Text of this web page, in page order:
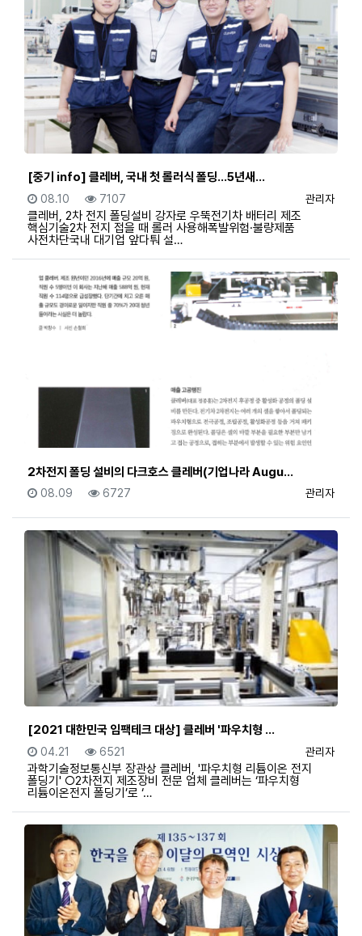
[중기 info] 클레버, 국내 첫 롤러식 폴딩…5년새…
등록자
관리자
등록일
08.10 조회
7107
클레버, 2차 전지 폴딩설비 강자로 우뚝전기차 배터리 제조
핵심기술2차 전지 접을 때 롤러 사용해폭발위험·불량제품
사전차단국내 대기업 앞다퉈 설…
2차전지 폴딩 설비의 다크호스 클레버(기업나라 Augu…
등록자
관리자
등록일
08.09 조회
6727
[2021 대한민국 임팩테크 대상] 클레버 '파우치형 …
등록자
관리자
등록일
04.21 조회
6521
과학기술정보통신부 장관상 클레버, '파우치형 리튬이온 전지
폴딩기' ○2차전지 제조장비 전문 업체 클레버는 ‘파우치형
리튬이온전지 폴딩기’로 ‘…